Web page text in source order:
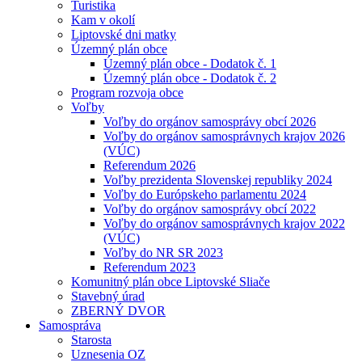
Turistika
Kam v okolí
Liptovské dni matky
Územný plán obce
Územný plán obce - Dodatok č. 1
Územný plán obce - Dodatok č. 2
Program rozvoja obce
Voľby
Voľby do orgánov samosprávy obcí 2026
Voľby do orgánov samosprávnych krajov 2026
(VÚC)
Referendum 2026
Voľby prezidenta Slovenskej republiky 2024
Voľby do Európskeho parlamentu 2024
Voľby do orgánov samosprávy obcí 2022
Voľby do orgánov samosprávnych krajov 2022
(VÚC)
Voľby do NR SR 2023
Referendum 2023
Komunitný plán obce Liptovské Sliače
Stavebný úrad
ZBERNÝ DVOR
Samospráva
Starosta
Uznesenia OZ